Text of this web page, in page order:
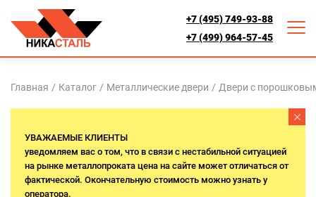
+7 (495) 749-93-88
+7 (499) 964-57-45
Главная / Каталог / Металлические двери / Двери с